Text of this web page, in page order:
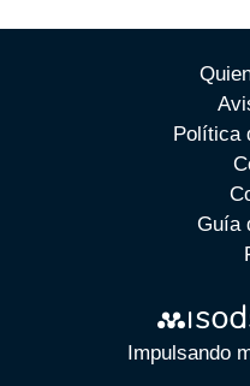
Política
Guía
Impulsando